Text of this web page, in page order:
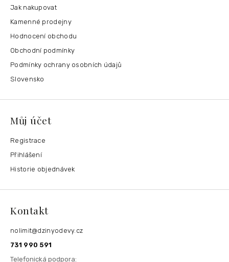
Jak nakupovat
Kamenné prodejny
Hodnocení obchodu
Obchodní podmínky
Podmínky ochrany osobních údajů
Slovensko
Můj účet
Registrace
Přihlášení
Historie objednávek
Kontakt
nolimit@dzinyodevy.cz
731 990 591